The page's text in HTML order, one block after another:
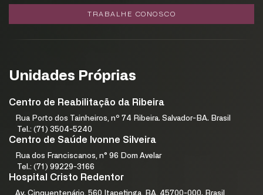
TRABALHE CONOSCO
Unidades Próprias
Centro de Reabilitação da Ribeira
Rua Porto dos Tainheiros, nº 74 Ribeira. Salvador-BA. Brasil
Tel.: (71) 3504-5240
Centro de Saúde Ivonne Silveira
Rua dos Franciscanos, n° 96 Dom Avelar
Tel.: (71) 99229-3166
Hospital Cristo Redentor